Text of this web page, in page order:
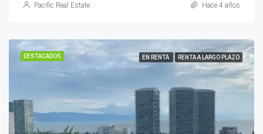
Pacific Real Estate Hace 4 años
DESTACADOS EN RENTA RENTA A LARGO PLAZO